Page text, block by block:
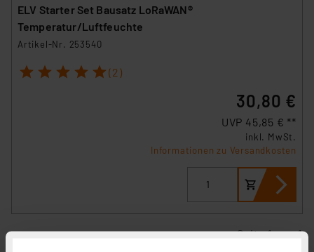
ELV Starter Set Bausatz LoRaWAN®
Temperatur/Luftfeuchte
Artikel-Nr. 253540
1 2 3 4 5 (2)
30,80 €
UVP 45,85 € **
inkl. MwSt.
Informationen zu Versandkosten
Seite 1 von 1